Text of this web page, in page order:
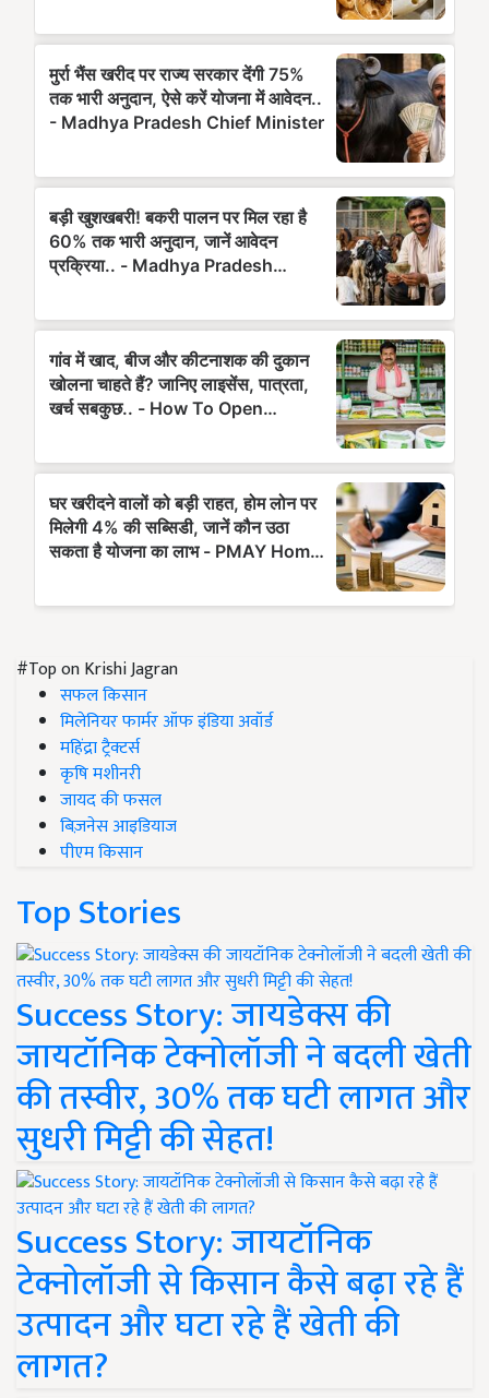
#Top on Krishi Jagran
सफल किसान
मिलेनियर फार्मर ऑफ इंडिया अवॉर्ड
महिंद्रा ट्रैक्टर्स
कृषि मशीनरी
जायद की फसल
बिज़नेस आइडियाज
पीएम किसान
Top Stories
Success Story: जायडेक्स की
जायटॉनिक टेक्नोलॉजी ने बदली खेती
की तस्वीर, 30% तक घटी लागत और
सुधरी मिट्टी की सेहत!
Success Story: जायटॉनिक
टेक्नोलॉजी से किसान कैसे बढ़ा रहे हैं
उत्पादन और घटा रहे हैं खेती की
लागत?